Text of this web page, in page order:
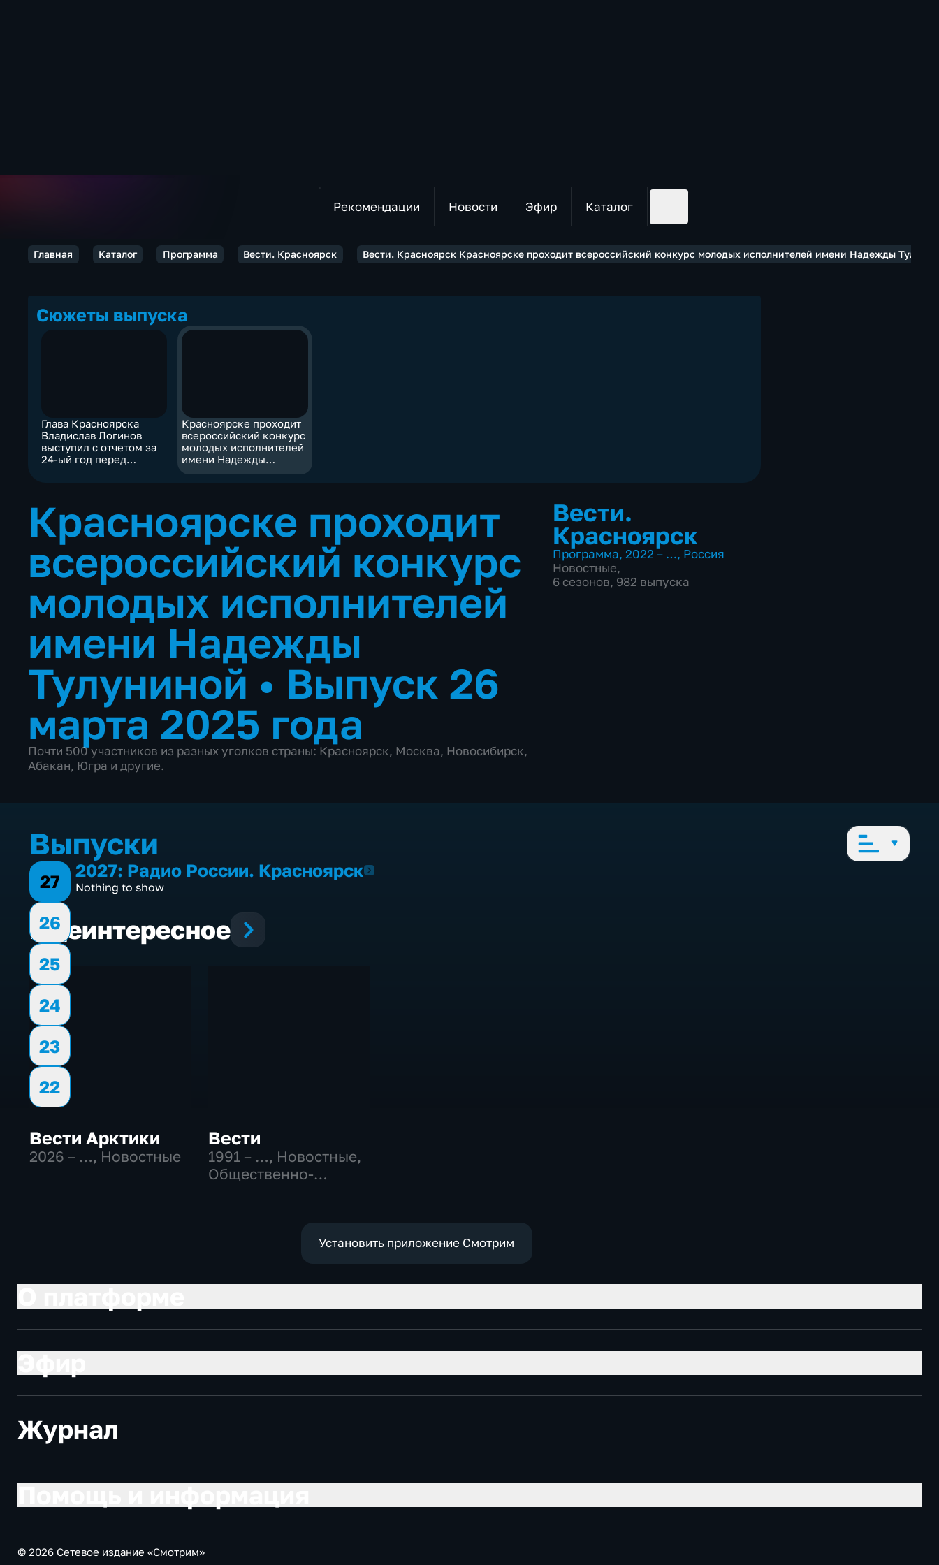
Рекомендации Новости Эфир Каталог
Главная Каталог Программа Вести. Красноярск Вести. Красноярск Красноярске проходит всероссийский конкурс молодых исполнителей имени Надежды
Сюжеты выпуска
Глава Красноярска
Владислав Логинов
выступил с отчетом за
24-ый год перед
Красноярске проходит
всероссийский конкурс
молодых исполнителей
имени Надежды
Тулуниной
Красноярске проходит
всероссийский конкурс
молодых исполнителей
имени Надежды
Тулуниной • Выпуск 26
марта 2025 года
Почти 500 участников из разных уголков страны: Красноярск, Москва, Новосибирск,
Абакан, Югра и другие.
Вести.
Красноярск
Программа, 2022 – …, Россия
Новостные,
6 сезонов, 982 выпуска
Выпуски
27
26
25
24
23
22
2027: Радио России. Красноярск2027
Nothing to show
Ещеинтересное
Вести Арктики
2026 – …, Новостные
Вести
1991 – …, Новостные,
Общественно-
Установить приложение Смотрим
Журнал
© 2026 Сетевое издание «Смотрим»